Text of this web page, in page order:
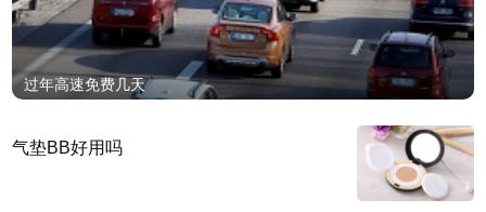
过年高速免费几天
气垫BB好用吗